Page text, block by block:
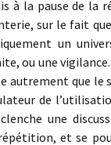
à la pause de
sur le fait
un
ou une
autrement que le
de
une
et se